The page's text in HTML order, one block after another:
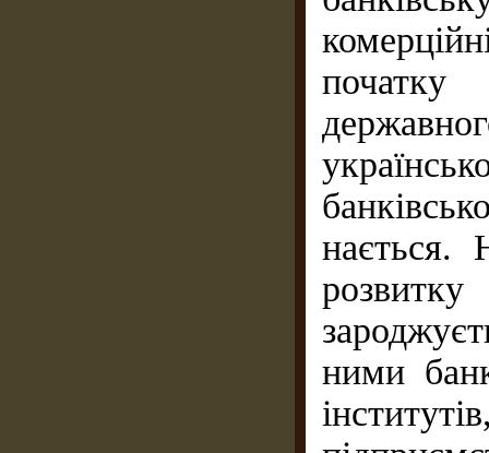
нається.
ними